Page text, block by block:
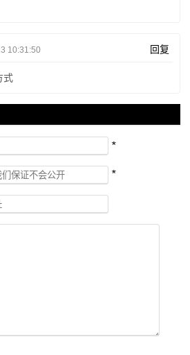
10:31:50 回复
式
*
*